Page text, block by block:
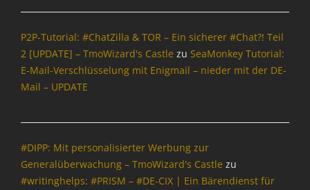
P2P-Tutorial: #ChatZilla & TOR – Ein sicherer #Chat?! Teil
2 [UPDATE] – TmoWizard's Castle zu SeaMonkey Tutorial:
E-Mail-Verschlüsselung mit Enigmail – nieder mit der DE-
Mail – UPDATE
#DIPP: Mit personalisierter Werbung zur
Generalüberwachung – TmoWizard's Castle zu
#writinghelps: #PRISM – #DE-CIX | Ein Bärendienst für